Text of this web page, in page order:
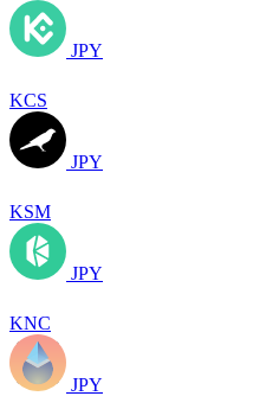
JPY
KCS
JPY
KSM
JPY
KNC
JPY